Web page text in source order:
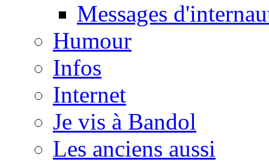
Messages
Humour
Infos
Internet
Je vis à Bandol
Les anciens aussi